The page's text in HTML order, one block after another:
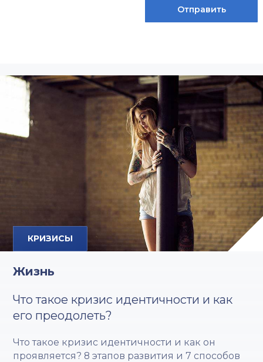
КРИЗИСЫ
Жизнь
Что такое кризис идентичности и как
его преодолеть?
Что такое кризис идентичности и как он
проявляется? 8 этапов развития и 7 способов